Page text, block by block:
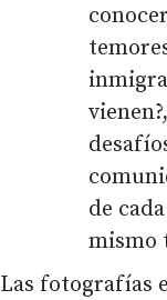
de
mismo
Las fotografías